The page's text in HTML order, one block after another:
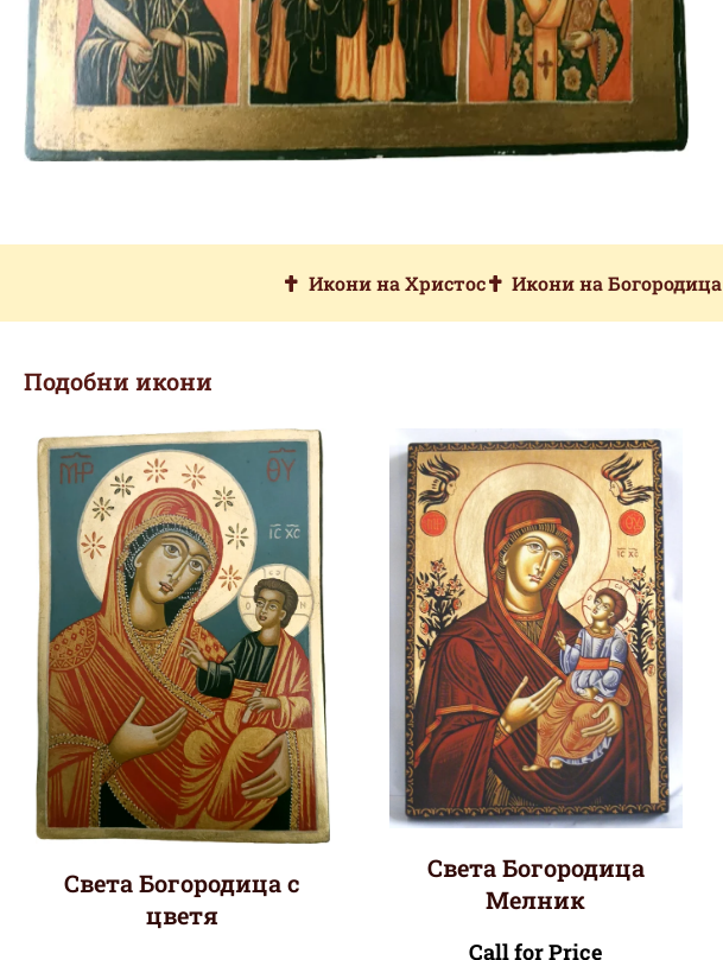
Икони на Христос Икони на Богородица
Подобни икони
Света Богородица с
цветя
Света Богородица
Мелник
Call for Price